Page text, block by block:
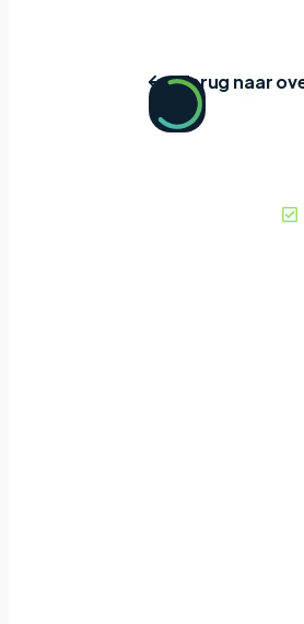
Terug naar
Home|Projecten